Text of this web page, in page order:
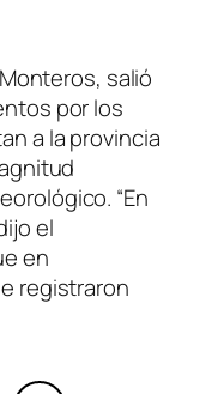
salió
por los
a la provincia
“En
el
en
registraron